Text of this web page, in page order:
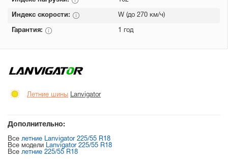
Индекс скорости: W (до 270 км/ч)
Гарантия: 1 год
Летние шины Lanvigator
Дополнительно:
Все летние Lanvigator 225/55 R18
Все модели Lanvigator 225/55 R18
Все летние 225/55 R18